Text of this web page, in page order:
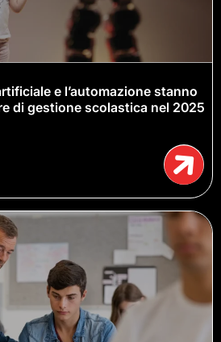
e l’automazione stanno
di gestione scolastica nel 2025